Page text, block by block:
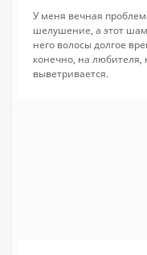
У меня вечная
шелушение, а этот
него волосы долгое
конечно, на
выветривается.